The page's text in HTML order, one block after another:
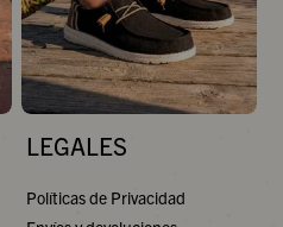
LEGALES
Políticas de Privacidad